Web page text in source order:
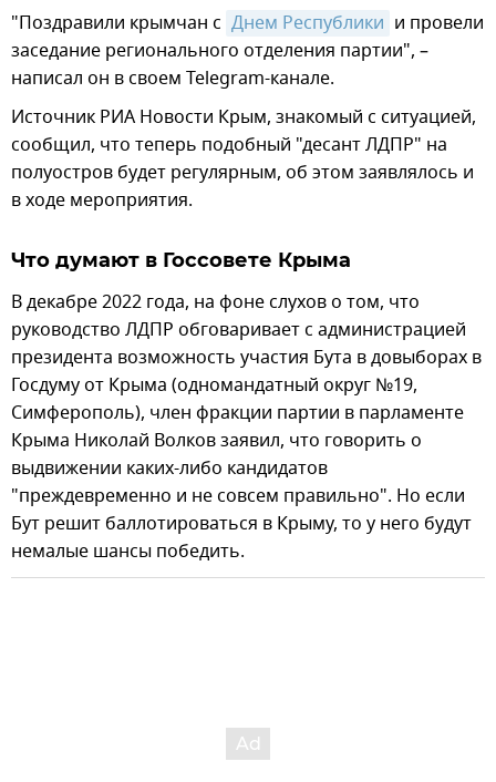
"Поздравили крымчан с Днем Республики и провели
заседание регионального отделения партии", –
написал он в своем Telegram-канале.
Источник РИА Новости Крым, знакомый с ситуацией,
сообщил, что теперь подобный "десант ЛДПР" на
полуостров будет регулярным, об этом заявлялось и
в ходе мероприятия.
Что думают в Госсовете Крыма
В декабре 2022 года, на фоне слухов о том, что
руководство ЛДПР обговаривает с администрацией
президента возможность участия Бута в довыборах в
Госдуму от Крыма (одномандатный округ №19,
Симферополь), член фракции партии в парламенте
Крыма Николай Волков заявил, что говорить о
выдвижении каких-либо кандидатов
"преждевременно и не совсем правильно". Но если
Бут решит баллотироваться в Крыму, то у него будут
немалые шансы победить.